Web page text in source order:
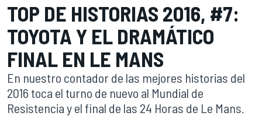
TOP DE HISTORIAS 2016, #7:
TOYOTA Y EL DRAMÁTICO
FINAL EN LE MANS
En nuestro contador de las mejores historias del
2016 toca el turno de nuevo al Mundial de
Resistencia y el final de las 24 Horas de Le Mans.